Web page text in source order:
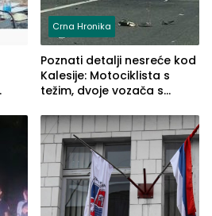
Crna Hronika
Poznati detalji nesreće kod
Kalesije: Motociklista s
težim, dvoje vozača s